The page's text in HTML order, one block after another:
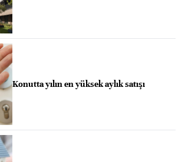
Konutta yılın en yüksek aylık satışı